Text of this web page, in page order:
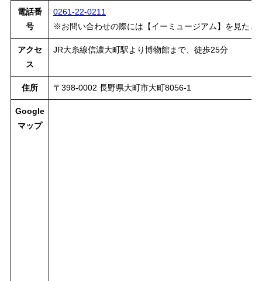
電話番
号
0261-22-0211
※お問い合わせの際には【イーミュージアム】を見たと
アクセ
ス
JR大糸線信濃大町駅より博物館まで、徒歩25分
住所 〒398-0002 長野県大町市大町8056-1
Google
マップ